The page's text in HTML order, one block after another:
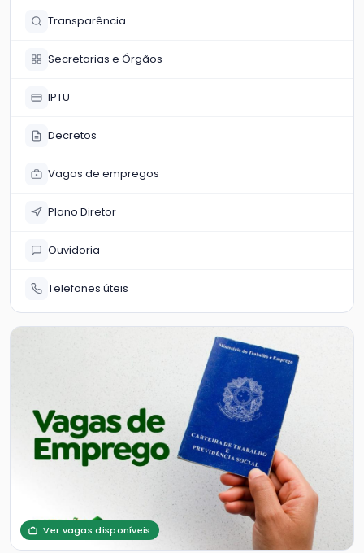
Transparência
Secretarias e Órgãos
IPTU
Decretos
Vagas de empregos
Plano Diretor
Ouvidoria
Telefones úteis
Ver vagas disponíveis